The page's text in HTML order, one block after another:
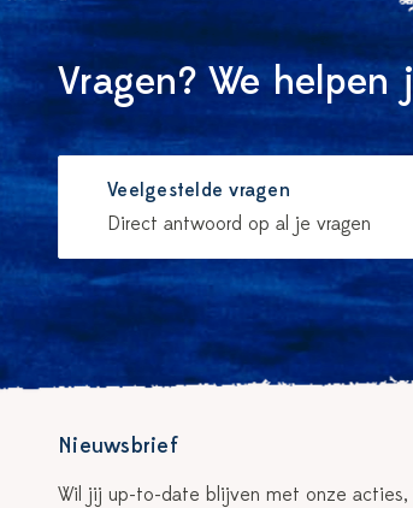
Vragen? We
Veelgestelde vragen
Direct antwoord op al je vragen
Nieuwsbrief
Wil jij up-to-date blijven met onze acties,